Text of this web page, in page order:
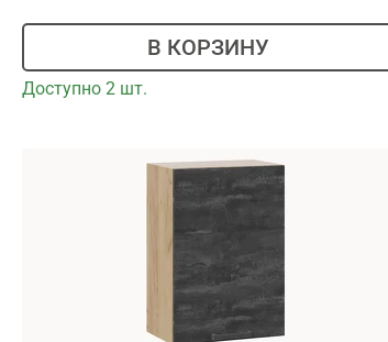
В КОРЗИНУ
Доступно 2 шт.